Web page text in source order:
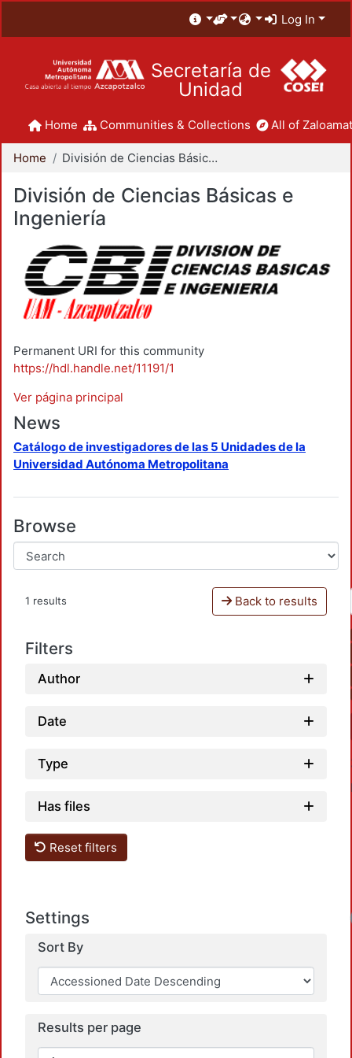
Log In
Secretaría de
Unidad
Home Communities & Collections All of
Home División de Ciencias Básicas e Ingeniería
División de Ciencias Básicas e
Ingeniería
Permanent URI for this community
https://hdl.handle.net/11191/1
Ver página principal
News
Catálogo de investigadores de las 5 Unidades de la
Universidad Autónoma Metropolitana
Browse
1 results Back to results
Filters
Author
Date
Type
Has files
Reset filters
Settings
Sort By
Results per page